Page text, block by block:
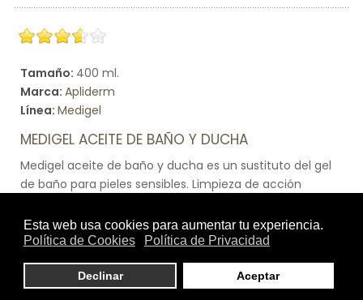
Tamaño: 400 ml.
Marca: Apliderm
Línea: Medigel
MEDIGEL ACEITE DE BAÑO Y DUCHA
Medigel aceite de baño y ducha es un sustituto del gel
de baño para pieles sensibles. Limpieza de acción
Oliva y de Aguacate. No hace espuma. Sin parabenos.
Ver producto